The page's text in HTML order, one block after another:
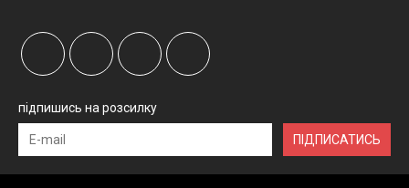
підпишись на розсилку
ПІДПИСАТИСЬ